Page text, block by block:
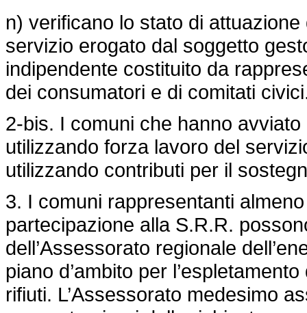
n) verificano lo stato di
servizio erogato dal soggetto
indipendente costituito da
dei consumatori e di comitati
2-bis. I comuni che hanno
utilizzando forza lavoro del
utilizzando contributi per il
3. I comuni rappresentanti
partecipazione alla S.R.R.
dell’Assessorato regionale
piano d’ambito per
rifiuti. L’Assessorato medesimo